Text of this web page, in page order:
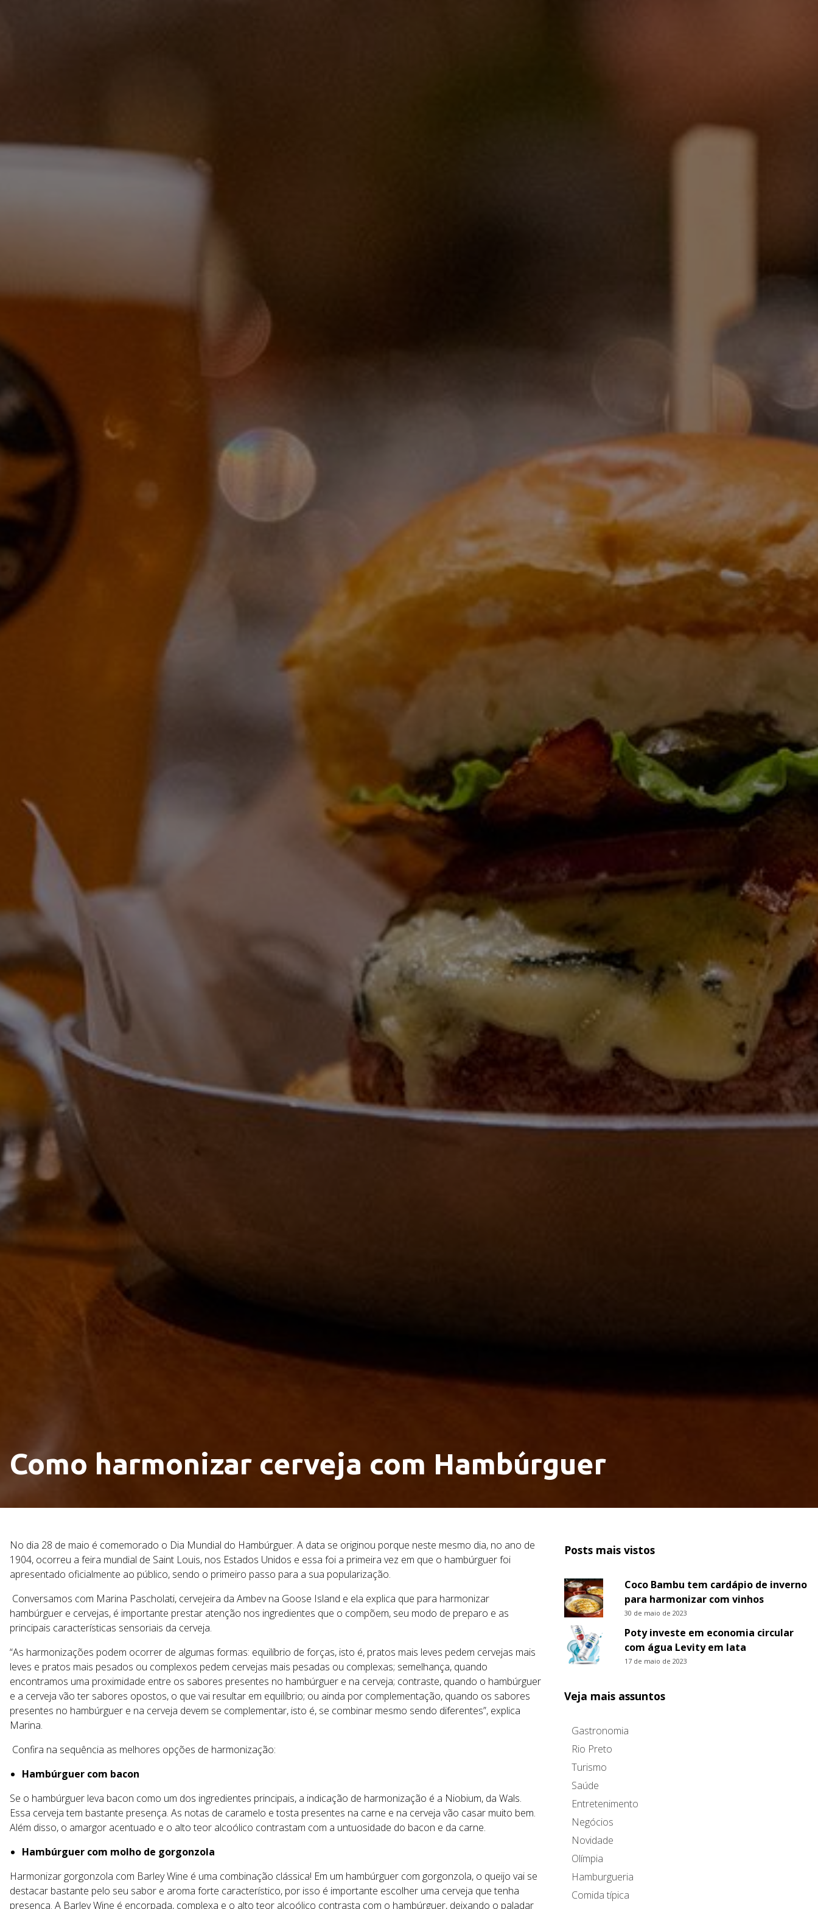
Como harmonizar cerveja com Hambúrguer
No dia 28 de maio é comemorado o Dia Mundial do Hambúrguer. A data se originou porque neste mesmo dia, no ano de
1904, ocorreu a feira mundial de Saint Louis, nos Estados Unidos e essa foi a primeira vez em que o hambúrguer foi
apresentado oficialmente ao público, sendo o primeiro passo para a sua popularização.
Conversamos com Marina Pascholati, cervejeira da Ambev na Goose Island e ela explica que para harmonizar
hambúrguer e cervejas, é importante prestar atenção nos ingredientes que o compõem, seu modo de preparo e as
principais características sensoriais da cerveja.
“As harmonizações podem ocorrer de algumas formas: equilíbrio de forças, isto é, pratos mais leves pedem cervejas mais
leves e pratos mais pesados ou complexos pedem cervejas mais pesadas ou complexas; semelhança, quando
encontramos uma proximidade entre os sabores presentes no hambúrguer e na cerveja; contraste, quando o hambúrguer
e a cerveja vão ter sabores opostos, o que vai resultar em equilíbrio; ou ainda por complementação, quando os sabores
presentes no hambúrguer e na cerveja devem se complementar, isto é, se combinar mesmo sendo diferentes”, explica
Marina.
Confira na sequência as melhores opções de harmonização:
Hambúrguer com bacon
Se o hambúrguer leva bacon como um dos ingredientes principais, a indicação de harmonização é a Niobium, da Wals.
Essa cerveja tem bastante presença. As notas de caramelo e tosta presentes na carne e na cerveja vão casar muito bem.
Além disso, o amargor acentuado e o alto teor alcoólico contrastam com a untuosidade do bacon e da carne.
Hambúrguer com molho de gorgonzola
Harmonizar gorgonzola com Barley Wine é uma combinação clássica! Em um hambúrguer com gorgonzola, o queijo vai se
destacar bastante pelo seu sabor e aroma forte característico, por isso é importante escolher uma cerveja que tenha
presença. A Barley Wine é encorpada, complexa e o alto teor alcoólico contrasta com o hambúrguer, deixando o paladar
Posts mais vistos
Coco Bambu tem cardápio de inverno
para harmonizar com vinhos
30 de maio de 2023
Poty investe em economia circular
com água Levity em lata
17 de maio de 2023
Veja mais assuntos
Gastronomia
Rio Preto
Turismo
Saúde
Entretenimento
Negócios
Novidade
Olímpia
Hamburgueria
Comida típica